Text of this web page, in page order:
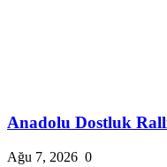
Anadolu Dostluk
Ağu 7, 2026 0